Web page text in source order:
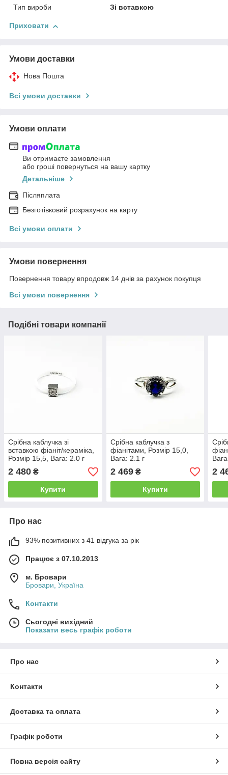
Тип вироби
Зі вставкою
Приховати
Умови доставки
Нова Пошта
Всі умови доставки
Умови оплати
Ви отримаєте замовлення
або гроші повернуться на вашу картку
Детальніше
Післяплата
Безготівковий розрахунок на карту
Всі умови оплати
Умови повернення
Повернення товару впродовж 14 днів за рахунок покупця
Всі умови повернення
Подібні товари компанії
Срібна каблучка зі
вставкою фіаніт/кераміка,
Розмір 15,5, Вага: 2.0 г
2 480 ₴
Купити
Срібна каблучка з
фіанітами, Розмір 15,0,
Вага: 2.1 г
2 469₴
Купити
2
Про нас
93% позитивних з 41 відгука за рік
Працює з 07.10.2013
м. Бровари
Бровари, Україна
Контакти
Сьогодні вихідний
Показати весь графік роботи
Про нас
Контакти
Доставка та оплата
Графік роботи
Повна версія сайту